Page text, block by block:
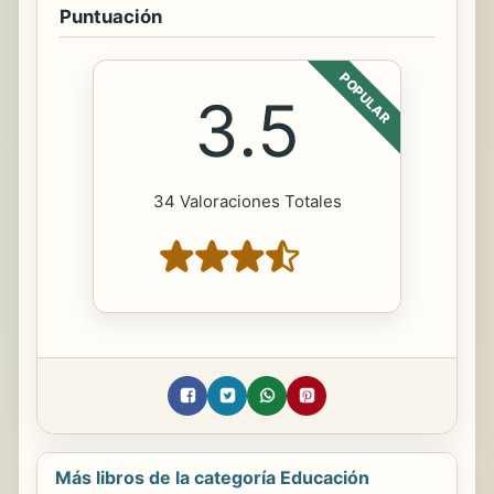
Puntuación
POPULAR
3.5
34 Valoraciones Totales
Más libros de la categoría Educación